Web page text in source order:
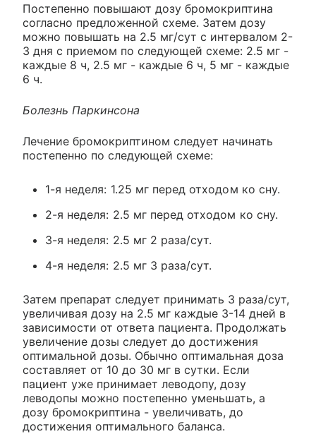
Постепенно повышают дозу бромокриптина
согласно предложенной схеме. Затем дозу
можно повышать на 2.5 мг/сут с интервалом 2-
3 дня с приемом по следующей схеме: 2.5 мг -
каждые 8 ч, 2.5 мг - каждые 6 ч, 5 мг - каждые
6 ч.
Болезнь Паркинсона
Лечение бромокриптином следует начинать
постепенно по следующей схеме:
1-я неделя: 1.25 мг перед отходом ко сну.
2-я неделя: 2.5 мг перед отходом ко сну.
3-я неделя: 2.5 мг 2 раза/сут.
4-я неделя: 2.5 мг 3 раза/сут.
Затем препарат следует принимать 3 раза/сут,
увеличивая дозу на 2.5 мг каждые 3-14 дней в
зависимости от ответа пациента. Продолжать
увеличение дозы следует до достижения
оптимальной дозы. Обычно оптимальная доза
составляет от 10 до 30 мг в сутки. Если
пациент уже принимает леводопу, дозу
леводопы можно постепенно уменьшать, а
дозу бромокриптина - увеличивать, до
достижения оптимального баланса.